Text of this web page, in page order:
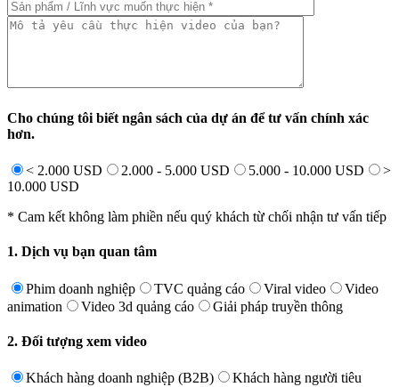
Cho chúng tôi biết ngân sách của dự án để tư vấn chính xác
hơn.
< 2.000 USD 2.000 - 5.000 USD 5.000 - 10.000 USD
>
10.000 USD
* Cam kết không làm phiền nếu quý khách từ chối nhận tư vấn tiếp
1. Dịch vụ bạn quan tâm
Phim doanh nghiệp TVC quảng cáo Viral video
Video
animation
Video 3d quảng cáo Giải pháp truyền thông
2. Đối tượng xem video
Khách hàng doanh nghiệp (B2B)
Khách hàng người tiêu